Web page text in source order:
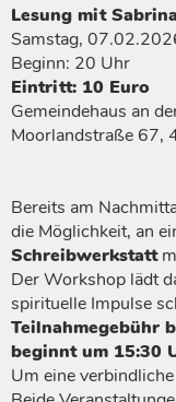
Lesung mit
Samstag,
Beginn: 20 Uhr
Eintritt: 10 Euro
Gemeindehaus an
Moorlandstraße 67,
Bereits am
die Möglichkeit, an
Schreibwerkstatt
Der Workshop lädt
spirituelle Impulse
Teilnahmegebühr
beginnt um 15:30
Um eine